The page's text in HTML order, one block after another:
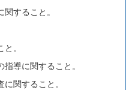
すること。
。
導に関すること。
関すること。